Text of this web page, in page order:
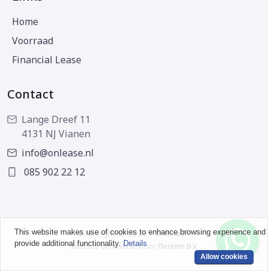
Home
Voorraad
Financial Lease
Contact
Lange Dreef 11
4131 NJ Vianen
info@onlease.nl
085 902 22 12
Copyright © 2026 - OnLease
Website ontwikkeld door Flentem B.V.
This website makes use of cookies to enhance browsing experience and
provide additional functionality. Details
Allow cookies